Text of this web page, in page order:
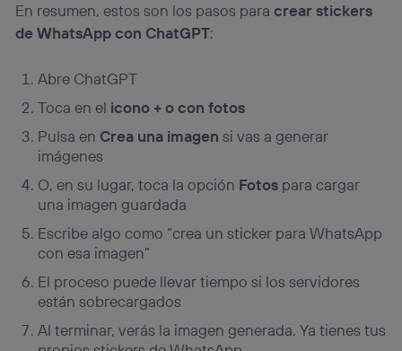
En resumen, estos son los pasos paracrear stickers
de WhatsApp con ChatGPT:
Abre ChatGPT
Toca en el icono + o con fotos
Pulsa en Crea una imagen si vas a generar
imágenes
O, en su lugar, toca la opción Fotos para cargar
una imagen guardada
Escribe algo como “crea un sticker para WhatsApp
con esa imagen”
El proceso puede llevar tiempo si los servidores
están sobrecargados
Al terminar, verás la imagen generada. Ya tienes tus